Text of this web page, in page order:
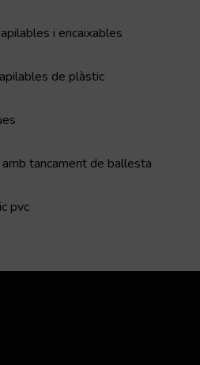
i encaixables
de plàstic
tancament de ballesta
pvc